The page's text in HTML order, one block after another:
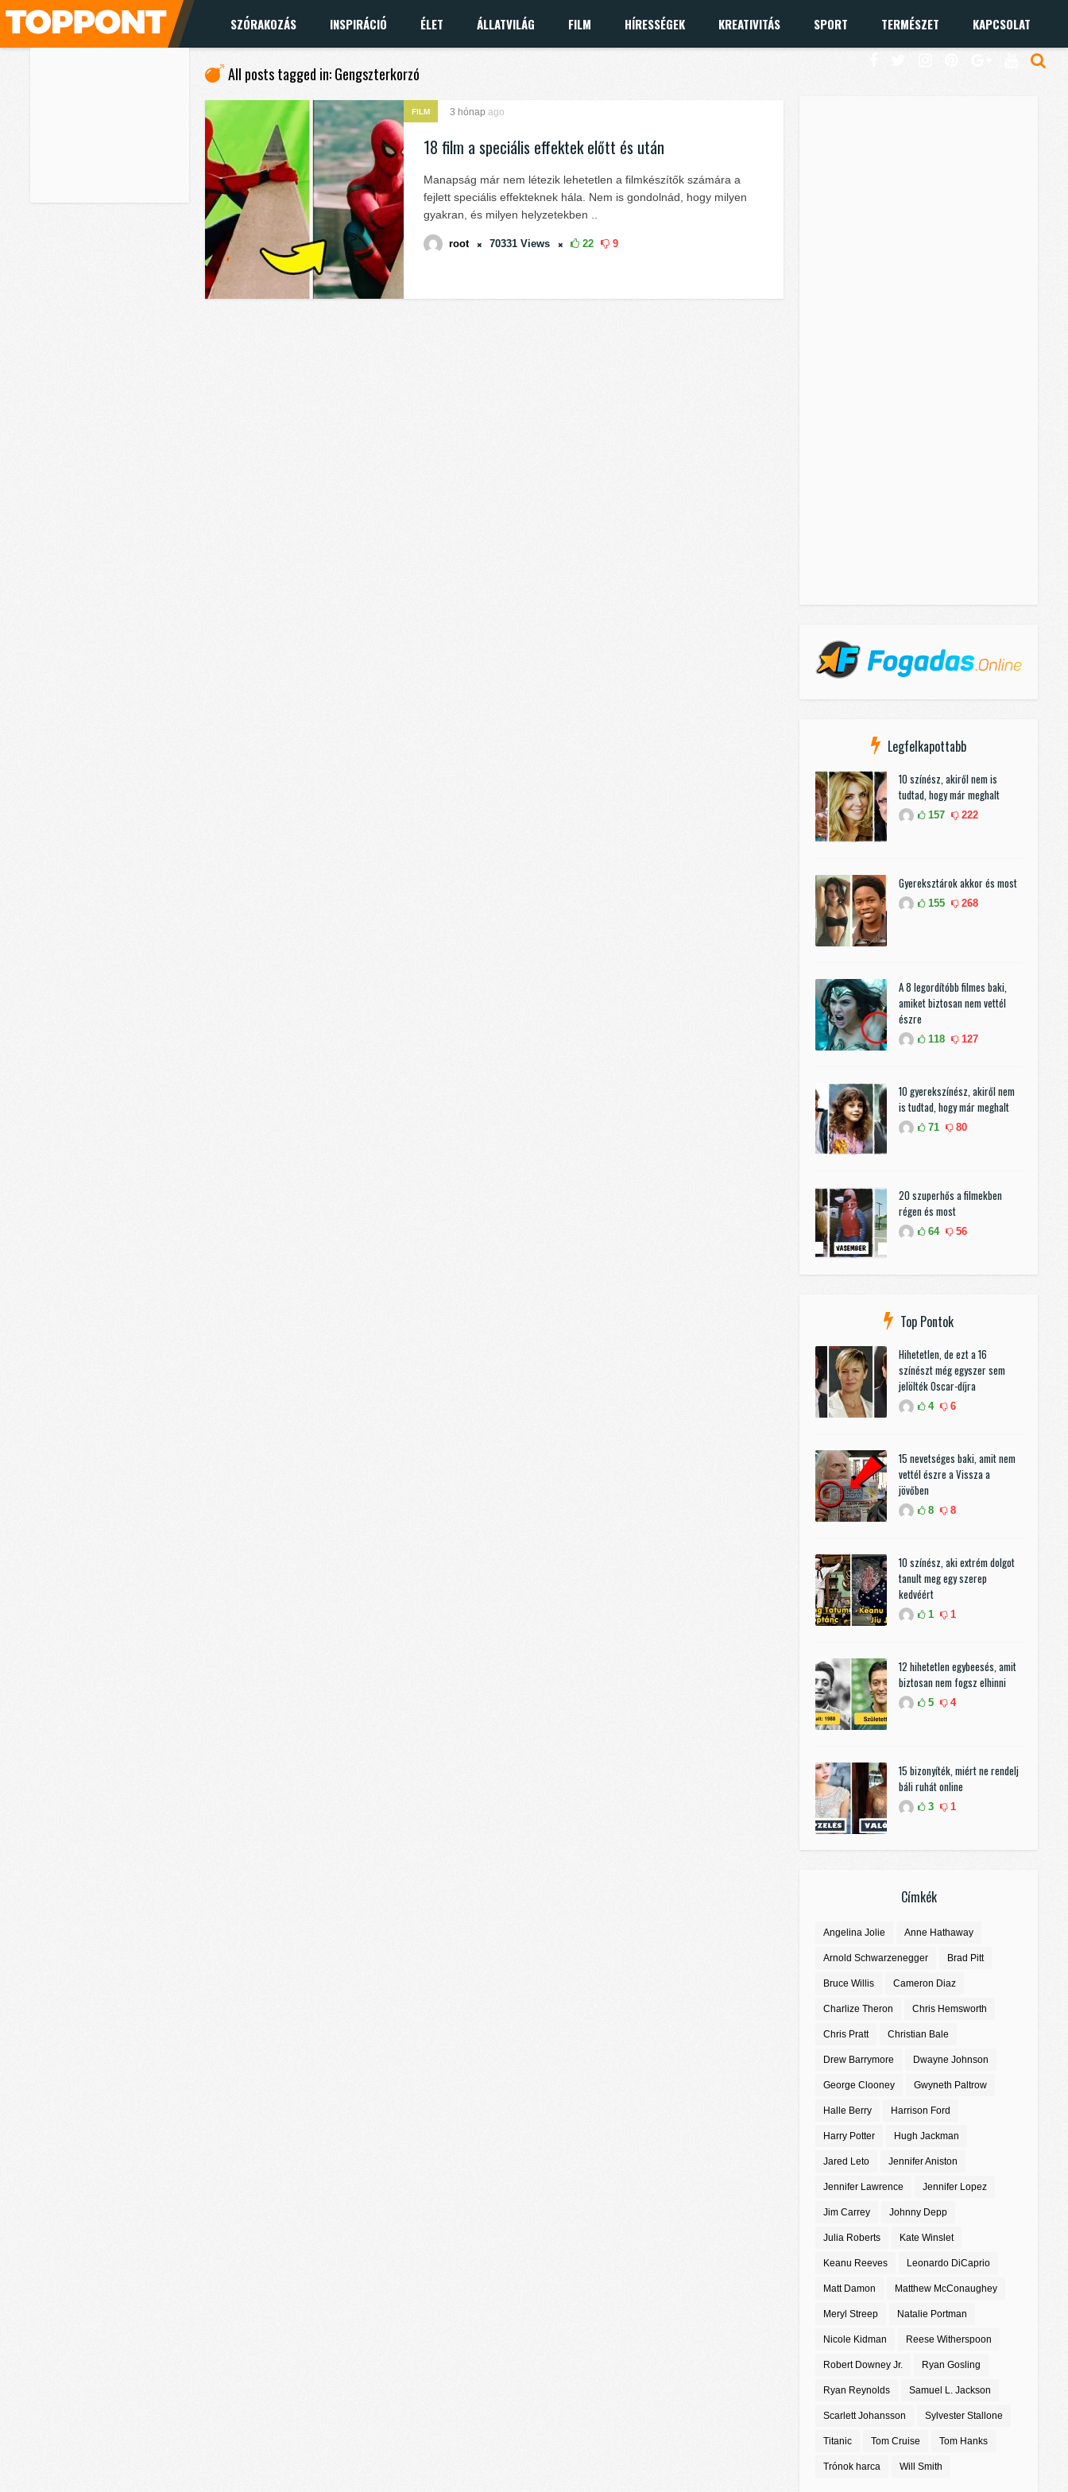
SZÓRAKOZÁS INSPIRÁCIÓ ÉLET ÁLLATVILÁG FILM HÍRESSÉGEK KREATIVITÁS SPORT TERMÉSZET KAPCSOLAT
All posts tagged in: Gengszterkorzó
FILM 3 hónap ago
18 film a speciális effektek előtt és után
Manapság már nem létezik lehetetlen a filmkészítők számára a
fejlett speciális effekteknek hála. Nem is gondolnád, hogy milyen
gyakran, és milyen helyzetekben ..
root 70331 Views 22 9
Legfelkapottabb
10 színész, akiről nem is
tudtad, hogy már meghalt
157 222
Gyereksztárok akkor és most
155 268
A 8 legordítóbb filmes baki,
amiket biztosan nem vettél
észre
118 127
10 gyerekszínész, akiről nem
is tudtad, hogy már meghalt
71 80
20 szuperhős a filmekben
régen és most
64 56
Top Pontok
Hihetetlen, de ezt a 16
színészt még egyszer sem
jelölték Oscar-díjra
4 6
15 nevetséges baki, amit nem
vettél észre a Vissza a
jövőben
8 8
10 színész, aki extrém dolgot
tanult meg egy szerep
kedvéért
1 1
12 hihetetlen egybeesés, amit
biztosan nem fogsz elhinni
5 4
15 bizonyíték, miért ne rendelj
báli ruhát online
3 1
Címkék
Angelina Jolie Anne Hathaway
Arnold Schwarzenegger Brad Pitt
Bruce Willis Cameron Diaz
Charlize Theron Chris Hemsworth
Chris Pratt Christian Bale
Drew Barrymore Dwayne Johnson
George Clooney Gwyneth Paltrow
Halle Berry Harrison Ford
Harry Potter Hugh Jackman
Jared Leto Jennifer Aniston
Jennifer Lawrence Jennifer Lopez
Jim Carrey Johnny Depp
Julia Roberts Kate Winslet
Keanu Reeves Leonardo DiCaprio
Matt Damon Matthew McConaughey
Meryl Streep Natalie Portman
Nicole Kidman Reese Witherspoon
Robert Downey Jr. Ryan Gosling
Ryan Reynolds Samuel L. Jackson
Scarlett Johansson Sylvester Stallone
Titanic Tom Cruise Tom Hanks
Trónok harca Will Smith